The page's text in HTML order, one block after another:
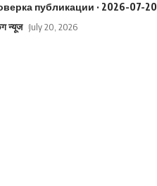
публикации · 2026-07-20
न्यूज July 20, 2026